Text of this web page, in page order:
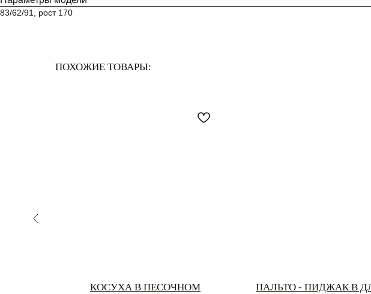
83/62/91, рост 170
ПОХОЖИЕ ТОВАРЫ:
КОСУХА В ПЕСОЧНОМ
ПАЛЬТО - ПИДЖАК В